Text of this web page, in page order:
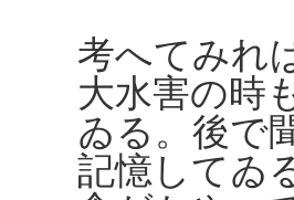
考へてみれ
大水害の時
ゐる。後で
記憶してゐ